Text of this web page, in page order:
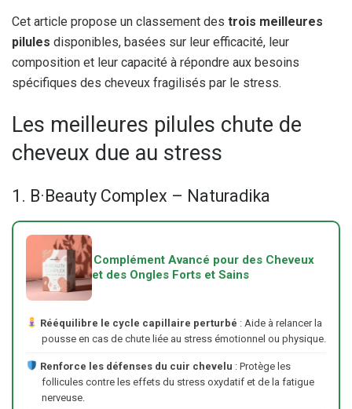
Cet article propose un classement des trois meilleures
pilules disponibles, basées sur leur efficacité, leur
composition et leur capacité à répondre aux besoins
spécifiques des cheveux fragilisés par le stress.
Les meilleures pilules chute de
cheveux due au stress
1. B·Beauty Complex – Naturadika
Complément Avancé pour des Cheveux
et des Ongles Forts et Sains
Rééquilibre le cycle capillaire perturbé : Aide à relancer la
pousse en cas de chute liée au stress émotionnel ou physique.
Renforce les défenses du cuir chevelu : Protège les
follicules contre les effets du stress oxydatif et de la fatigue
nerveuse.